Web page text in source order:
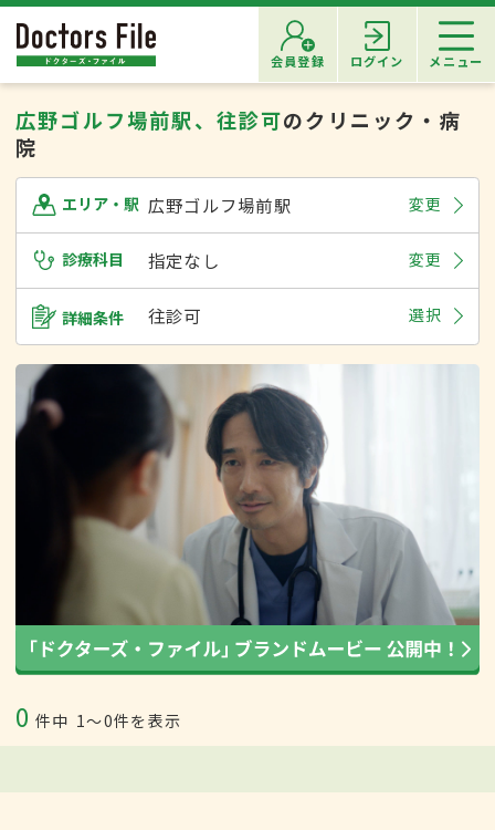
会員登録 ログイン メニュー
広野ゴルフ場前駅、往診可のクリニック・病
院
エリア・駅 広野ゴルフ場前駅 変更
診療科目 指定なし 変更
詳細条件 往診可 選択
0 件中 1〜0件を表示